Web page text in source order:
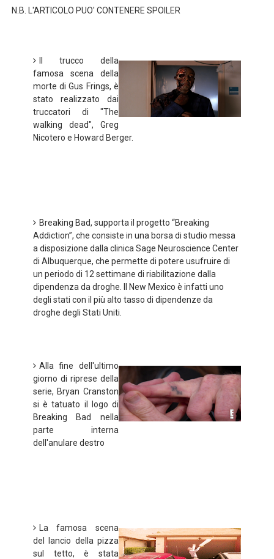
American Horror Story: Apocalypse, nuovo poster
Recensione: Ritorno al Futuro - Storie mai narrate e
Segreti e curiosità delle serie TV #5 Breaking Bad
Ufficiale: Netflix alza i prezzi anche in Italia
N.B. L'ARTICOLO PUO' CONTENERE SPOILER
Il trucco della
famosa scena della
morte di Gus Frings, è
stato realizzato dai
truccatori di "The
walking dead", Greg
Nicotero e Howard Berger.
Breaking Bad, supporta il progetto “Breaking
Addiction”, che consiste in una borsa di studio messa
a disposizione dalla clinica Sage Neuroscience Center
di Albuquerque, che permette di potere usufruire di
un periodo di 12 settimane di riabilitazione dalla
dipendenza da droghe. Il New Mexico è infatti uno
degli stati con il più alto tasso di dipendenze da
droghe degli Stati Uniti.
Alla fine dell'ultimo
giorno di riprese della
serie, Bryan Cranston
si è tatuato il logo di
Breaking Bad nella
parte interna
dell'anulare destro
La famosa scena
del lancio della pizza
sul tetto, è stata